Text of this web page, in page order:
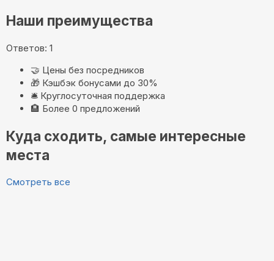
Наши преимущества
Ответов: 1
🤝 Цены без посредников
🎁 Кэшбэк бонусами до 30%
🛎️ Круглосуточная поддержка
🏨 Более 0 предложений
Куда сходить, самые интересные
места
Смотреть все